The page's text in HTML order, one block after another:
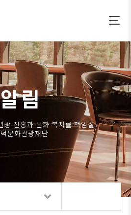
알림
광 진흥과 문화 복지를 책임질
문화관광재단